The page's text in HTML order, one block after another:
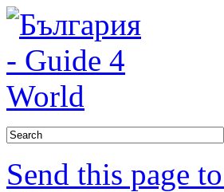
Send this page